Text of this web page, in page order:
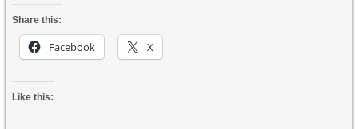
Share this:
Facebook X
Like this: